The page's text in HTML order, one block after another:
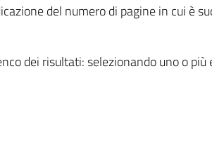
del numero di pagine in cui è
dei risultati: selezionando uno o